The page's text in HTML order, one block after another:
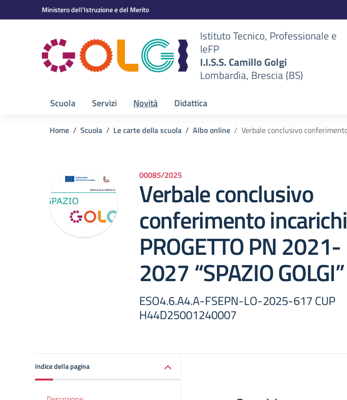
Vai ai contenuti
Vai al menu di navigazioneMinistero dell'Istruzione e del Merito
Istituto Tecnico, Professionale e
IeFP
I.I.S.S. Camillo Golgi
Lombardia, Brescia (BS)
Scuola Servizi Novità Didattica
Home Scuola Le carte della scuola Albo online Verbale conclusivo
00085/2025
Verbale conclusivo
conferimento incarichi
PROGETTO PN 2021-
2027 “SPAZIO GOLGI”
ESO4.6.A4.A-FSEPN-LO-2025-617 CUP
H44D25001240007
Indice della pagina